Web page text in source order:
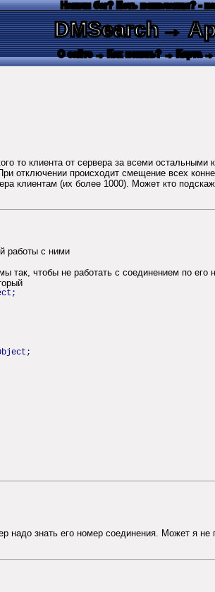
Нашли баг? Есть пожелания? -
DMSearch→
О сайте → Как искать? → Карта →
то клиента от сервера за всеми
отключении происходит смещение всех
клиентам (их более 1000). Может кто
работы с ними
так, чтобы не работать с соединением по его
надо знать его номер соединения. Может я не